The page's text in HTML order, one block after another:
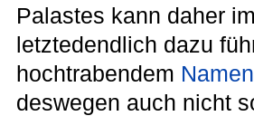
Palastes kann daher
letztedendlich dazu
hochtrabendem Namen
deswegen auch nicht